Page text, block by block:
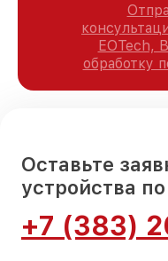
EOTech,
обработку
Оставьте
устройства
+7 (383)